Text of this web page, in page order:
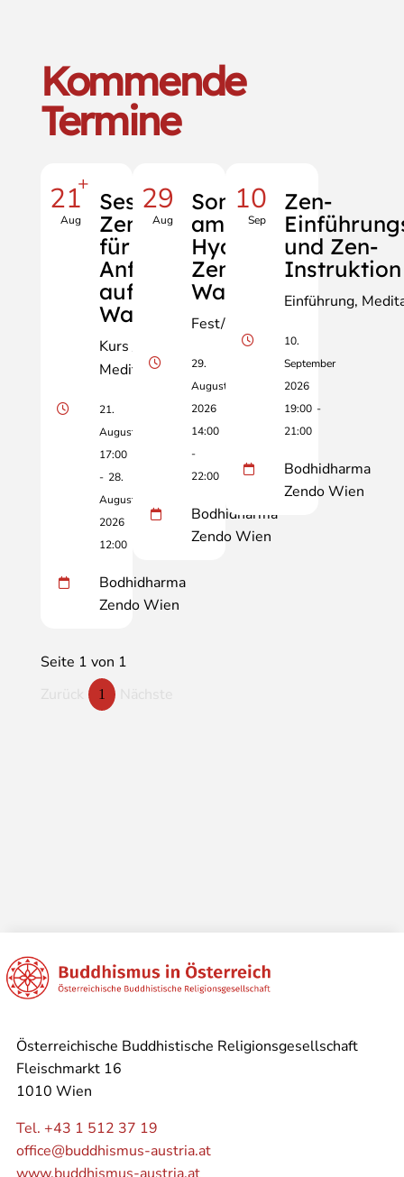
Kommende
Termine
21+
Aug
Sesshin light,
Zen-Retreat
für
AnfängerInnen
auf der Hohen
Wand
Kurs / Retreat
Meditation
21.
August
17:00
- 28.
August
2026
12:00
Bodhidharma
Zendo Wien
29
Aug
Sommerfest
am
Hyakujōgan
Zendo Hohe
Wand
Fest/Zeremonie
29.
August
2026
14:00
-
22:00
Bodhidharma
Zendo Wien
10
Sep
Zen-
und Zen-
Instruktion
Einführung
10.
September
2026
19:00 -
21:00
Bodhidharma
Zendo Wien
Seite 1 von 1
1
Österreichische Buddhistische Religionsgesellschaft
Fleischmarkt 16
1010 Wien
Tel. +43 1 512 37 19
office@buddhismus-austria.at